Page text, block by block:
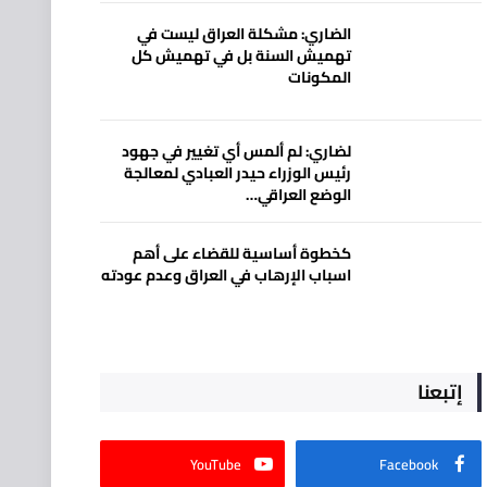
الضاري: مشكلة العراق ليست في
تهميش السنة بل في تهميش كل
المكونات
لضاري: لم ألمس أي تغيير في جهود
رئيس الوزراء حيدر العبادي لمعالجة
الوضع العراقي…
كخطوة أساسية للقضاء على أهم
اسباب الإرهاب في العراق وعدم عودته
إتبعنا
Facebook
YouTube